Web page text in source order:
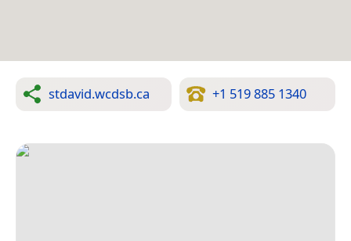
stdavid.wcdsb.ca +1 519 885 1340